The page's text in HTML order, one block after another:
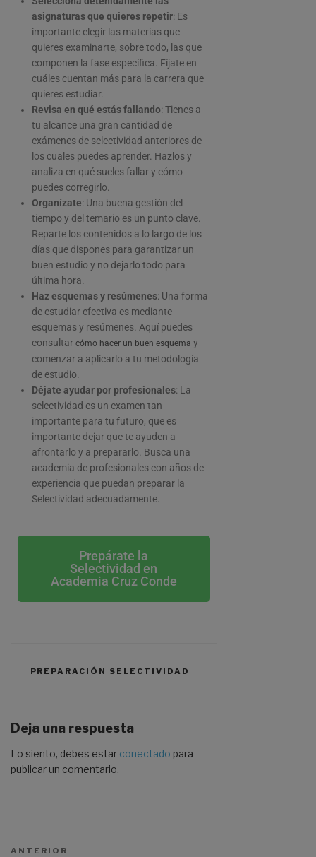
asignaturas que quieres repetir: Es
importante elegir las materias que
quieres examinarte, sobre todo, las que
componen la fase específica. Fíjate en
cuáles cuentan más para la carrera que
quieres estudiar.
Revisa en qué estás fallando: Tienes a
tu alcance una gran cantidad de
exámenes de selectividad anteriores de
los cuales puedes aprender. Hazlos y
analiza en qué sueles fallar y cómo
puedes corregirlo.
Organízate: Una buena gestión del
tiempo y del temario es un punto clave.
Reparte los contenidos a lo largo de los
días que dispones para garantizar un
buen estudio y no dejarlo todo para
última hora.
Haz esquemas y resúmenes: Una forma
de estudiar efectiva es mediante
esquemas y resúmenes. Aquí puedes
consultar cómo hacer un buen esquema y
comenzar a aplicarlo a tu metodología
de estudio.
Déjate ayudar por profesionales: La
selectividad es un examen tan
importante para tu futuro, que es
importante dejar que te ayuden a
afrontarlo y a prepararlo. Busca una
academia de profesionales con años de
experiencia que puedan preparar la
Selectividad adecuadamente.
Prepárate la
Selectividad en
Academia Cruz Conde
PREPARACIÓN SELECTIVIDAD
Deja una respuesta
Lo siento, debes estar conectado para
publicar un comentario.
ANTERIOR